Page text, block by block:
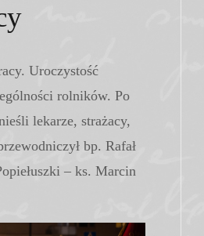
Uroczystość
rolników. Po
lekarze, strażacy,
bp. Rafał
– ks. Marcin